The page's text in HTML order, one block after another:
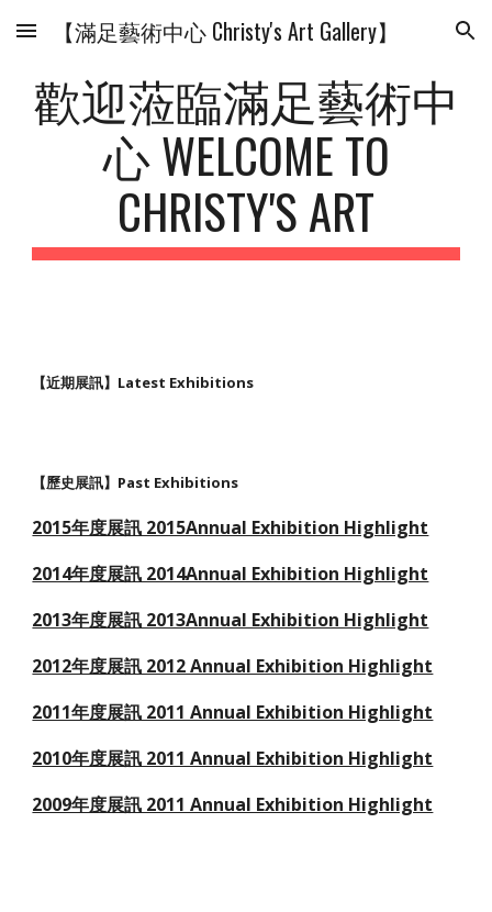
Skip to main content Skip to navigation
【滿足藝術中心 Christy's Art Gallery】
歡迎蒞臨滿足藝術中
心 WELCOME TO
CHRISTY'S ART
【近期展訊】Latest Exhibitions
【歷史展訊】Past Exhibitions
2015年度展訊 2015Annual Exhibition Highlight
2014年度展訊 2014Annual Exhibition Highlight
2013年度展訊 2013Annual Exhibition Highlight
2012年度展訊 2012 Annual Exhibition Highlight
2011年度展訊 2011 Annual Exhibition Highlight
2010年度展訊 2011 Annual Exhibition Highlight
2009年度展訊 2011 Annual Exhibition Highlight